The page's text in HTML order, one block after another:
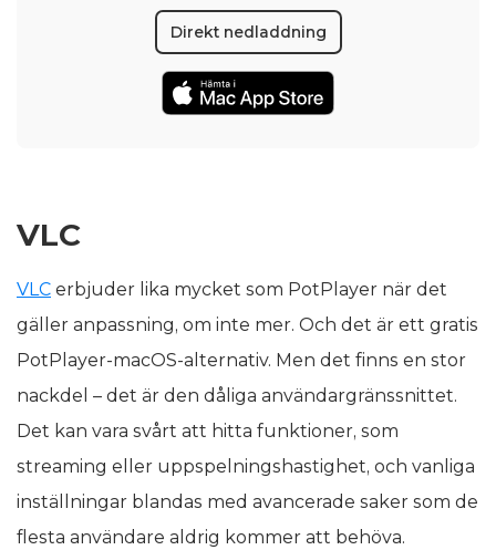
Direkt nedladdning
VLC
VLC erbjuder lika mycket som PotPlayer när det
gäller anpassning, om inte mer. Och det är ett gratis
PotPlayer-macOS-alternativ. Men det finns en stor
nackdel – det är den dåliga användargränssnittet.
Det kan vara svårt att hitta funktioner, som
streaming eller uppspelningshastighet, och vanliga
inställningar blandas med avancerade saker som de
flesta användare aldrig kommer att behöva.